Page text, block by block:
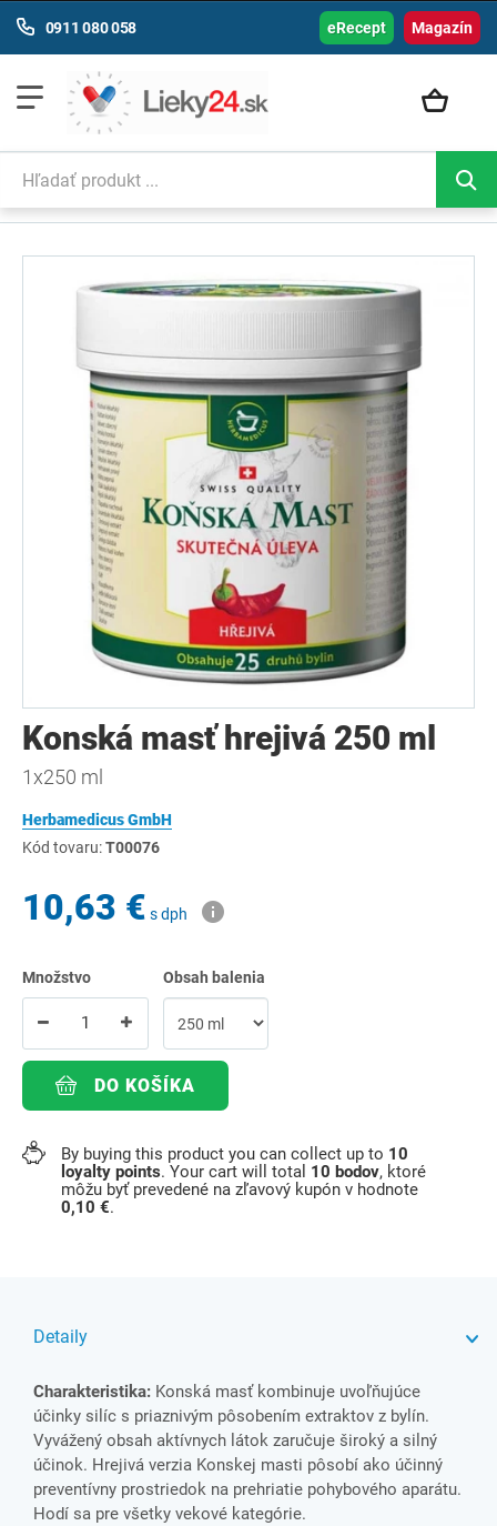
Magazín
0911 080 058 eRecept
Konská masť hrejivá 250 ml
1x250 ml
Herbamedicus GmbH
Kód tovaru:T00076
10,63 € s dph
Množstvo Obsah balenia
DO KOŠÍKA
By buying this product you can collect up to 10
loyalty points. Your cart will total 10 bodov, ktoré
môžu byť prevedené na zľavový kupón v hodnote
0,10 €.
Detaily
Charakteristika: Konská masť kombinuje uvoľňujúce
účinky silíc s priaznivým pôsobením extraktov z bylín.
Vyvážený obsah aktívnych látok zaručuje široký a silný
účinok. Hrejivá verzia Konskej masti pôsobí ako účinný
preventívny prostriedok na prehriatie pohybového aparátu.
Hodí sa pre všetky vekové kategórie.